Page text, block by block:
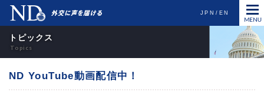
JPN EN
トピックス
ND YouTube動画配信中！